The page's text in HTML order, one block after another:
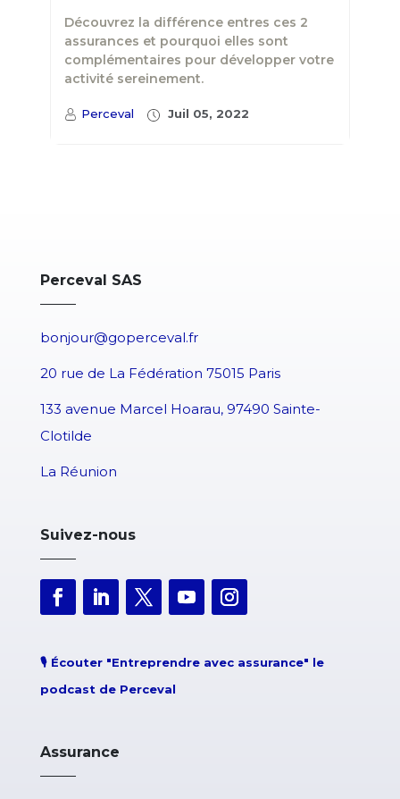
Découvrez la différence entres ces 2
assurances et pourquoi elles sont
complémentaires pour développer votre
activité sereinement.
Perceval Juil 05, 2022
Perceval SAS
bonjour@goperceval.fr
20 rue de La Fédération 75015 Paris
133 avenue Marcel Hoarau, 97490 Sainte-
Clotilde
La Réunion
Suivez-nous
🎙️Écouter "Entreprendre avec assurance" le
podcast de Perceval
Assurance